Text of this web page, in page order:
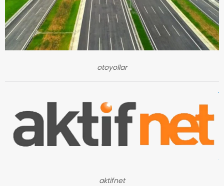
otoyollar
aktifnet